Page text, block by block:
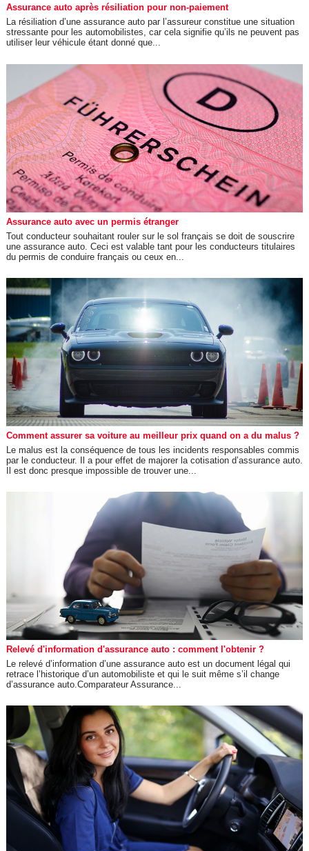
Assurance auto après résiliation pour non-paiement
La résiliation d’une assurance auto par l’assureur constitue une situation
stressante pour les automobilistes, car cela signifie qu’ils ne peuvent pas
utiliser leur véhicule étant donné que...
Assurance auto avec un permis étranger
Tout conducteur souhaitant rouler sur le sol français se doit de souscrire
une assurance auto. Ceci est valable tant pour les conducteurs titulaires
du permis de conduire français ou ceux en...
Comment assurer sa voiture au meilleur prix quand on a du malus ?
Le malus est la conséquence de tous les incidents responsables commis
par le conducteur. Il a pour effet de majorer la cotisation d’assurance auto.
Il est donc presque impossible de trouver une...
Relevé d'information d'assurance auto : comment l'obtenir ?
Le relevé d’information d’une assurance auto est un document légal qui
retrace l’historique d’un automobiliste et qui le suit même s’il change
d’assurance auto.Comparateur Assurance...